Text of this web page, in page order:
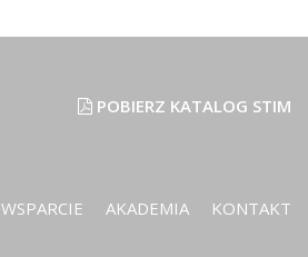
POBIERZ KATALOG STIM
WSPARCIE AKADEMIA KONTAKT